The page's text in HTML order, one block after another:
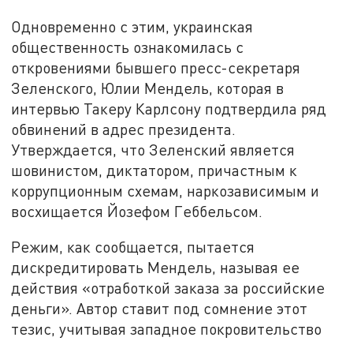
Одновременно с этим, украинская
общественность ознакомилась с
откровениями бывшего пресс-секретаря
Зеленского, Юлии Мендель, которая в
интервью Такеру Карлсону подтвердила ряд
обвинений в адрес президента.
Утверждается, что Зеленский является
шовинистом, диктатором, причастным к
коррупционным схемам, наркозависимым и
восхищается Йозефом Геббельсом.
Режим, как сообщается, пытается
дискредитировать Мендель, называя ее
действия «отработкой заказа за российские
деньги». Автор ставит под сомнение этот
тезис, учитывая западное покровительство